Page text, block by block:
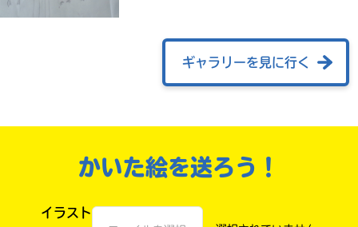
自分だけの
ギャラリーを見に行く
かいた絵を送ろう！
イラスト